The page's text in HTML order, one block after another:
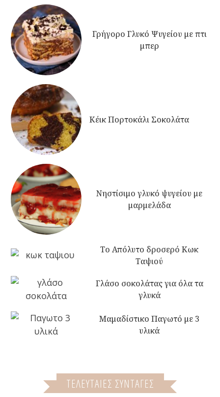
Γρήγορο Γλυκό Ψυγείου με πτι
μπερ
Κέικ Πορτοκάλι Σοκολάτα
Νηστίσιμο γλυκό ψυγείου με
μαρμελάδα
Το Απόλυτο δροσερό Κωκ
Ταψιού
Γλάσο σοκολάτας για όλα τα
γλυκά
Μαμαδίστικο Παγωτό με 3
υλικά
ΤΕΛΕΥΤΑΙΕΣ ΣΥΝΤΑΓΕΣ